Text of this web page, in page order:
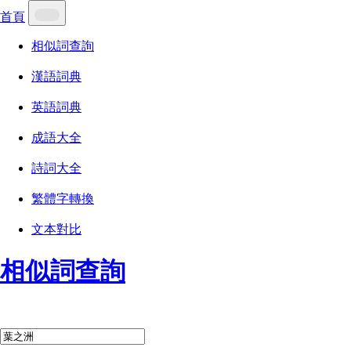
首頁
相似詞查詢
漢語詞典
英語詞典
成語大全
詩詞大全
繁體字轉換
文本對比
相似詞查詢